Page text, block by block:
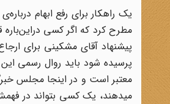
یک راهکار برای رفع ابهام
مطرح کرد که اگر کسی
پیشنهاد آقای مشکینی برای
پرسیده شود باید روال رسمی
معتبر است و در اینجا مجلس
میدهند، یک کسی بتواند در